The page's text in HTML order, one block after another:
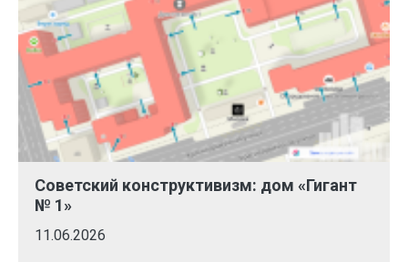
Советский конструктивизм: дом «Гигант
№ 1»
11.06.2026